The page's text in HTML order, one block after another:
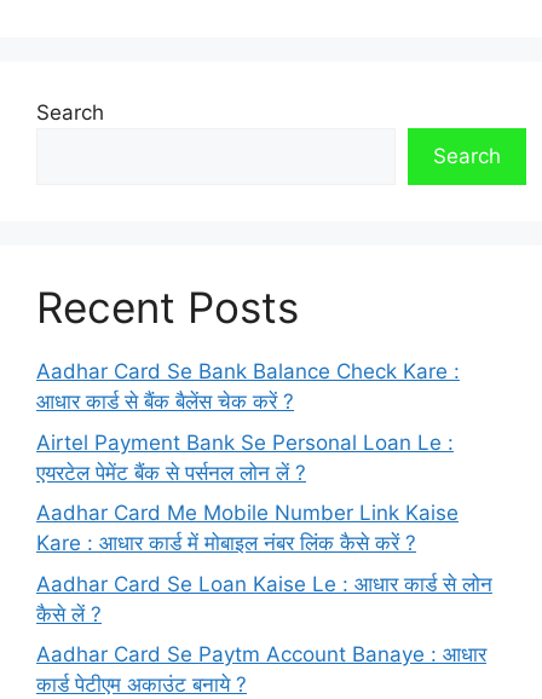
Search
Search
Recent Posts
Aadhar Card Se Bank Balance Check Kare :
आधार कार्ड से बैंक बैलेंस चेक करें ?
Airtel Payment Bank Se Personal Loan Le :
एयरटेल पेमेंट बैंक से पर्सनल लोन लें ?
Aadhar Card Me Mobile Number Link Kaise
Kare : आधार कार्ड में मोबाइल नंबर लिंक कैसे करें ?
Aadhar Card Se Loan Kaise Le : आधार कार्ड से लोन
कैसे लें ?
Aadhar Card Se Paytm Account Banaye : आधार
कार्ड पेटीएम अकाउंट बनाये ?